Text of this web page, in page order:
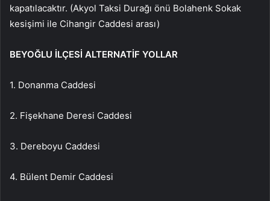
kapatılacaktır. (Akyol Taksi Durağı önü Bolahenk Sokak
kesişimi ile Cihangir Caddesi arası)
BEYOĞLU İLÇESİ ALTERNATİF YOLLAR
1. Donanma Caddesi
2. Fişekhane Deresi Caddesi
3. Dereboyu Caddesi
4. Bülent Demir Caddesi